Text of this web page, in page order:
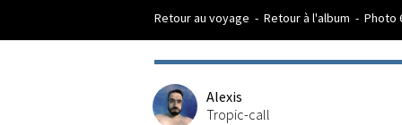
Retour au voyage - Retour à l'album - Photo
Alexis
Tropic-call